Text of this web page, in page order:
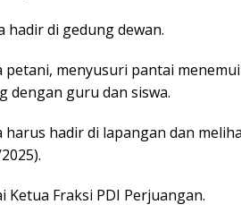
hadir di gedung dewan.
menyusuri pantai
dengan guru dan siswa.
hadir di lapangan dan
Ketua Fraksi PDI Perjuangan.